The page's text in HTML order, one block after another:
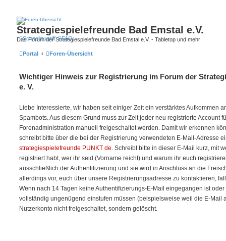
Strategiespielefreunde Bad Emstal e.V.
Das Forum der Strategiespielefreunde Bad Emstal e.V. - Tabletop und mehr
Schnellzugriff FAQ
Portal Foren-Übersicht
Wichtiger Hinweis zur Registrierung im Forum der
e. V.
Liebe Interessierte, wir haben seit einiger Zeit ein verstärktes Aufkommen
Spambots. Aus diesem Grund muss zur Zeit jeder neu registrierte Account
Forenadministration manuell freigeschaltet werden. Damit wir erkennen
schreibt bitte über die bei der Registrierung verwendeten E-Mail-Adresse
strategiespielefreunde PUNKT de. Schreibt bitte in dieser E-Mail kurz, mit
registriert habt, wer ihr seid (Vorname reicht) und warum ihr euch
ausschließlich der Authentifizierung und sie wird in Anschluss an die
allerdings vor, euch über unsere Registrierungsadresse zu kontaktieren,
Wenn nach 14 Tagen keine Authentifizierungs-E-Mail eingegangen ist
vollständig ungenügend einstufen müssen (beispielsweise weil die E-Mail
Nutzerkonto nicht freigeschaltet, sondern gelöscht.